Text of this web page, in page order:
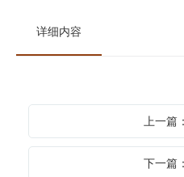
详细内容
上一篇
下一篇